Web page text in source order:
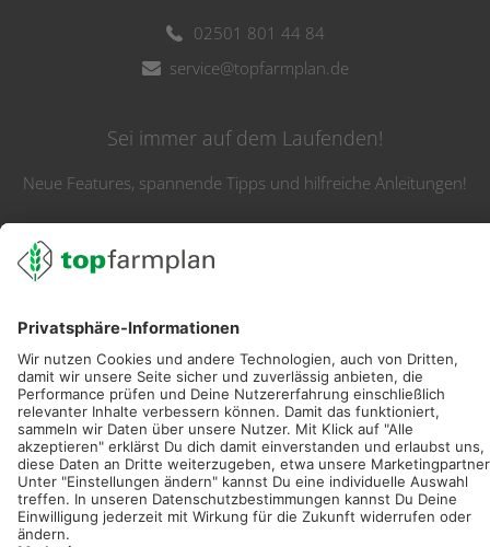
02501 801 44 84
service@topfarmplan.de
Sei immer auf dem Laufenden!
Neue Features, spannende Tipps und hilfreiche Anleitungen!
Registriere dich kostenlos!
Optimiere Dein Agrarbüro -
einfach und bequem!
Kostenlos registrieren & sofort starten